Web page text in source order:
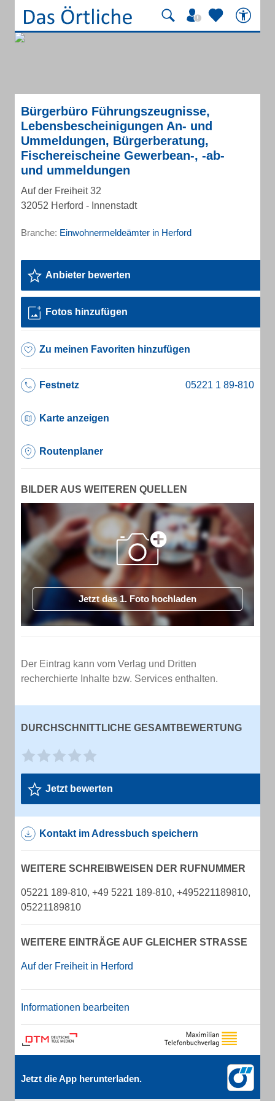
Bürgerbüro Führungszeugnisse,
Lebensbescheinigungen An- und
Ummeldungen, Bürgerberatung,
Fischereischeine Gewerbean-, -ab-
und ummeldungen
Auf der Freiheit 32
32052 Herford - Innenstadt
Branche: Einwohnermeldeämter in Herford
Anbieter bewerten
Fotos hinzufügen
Zu meinen Favoriten hinzufügen
Festnetz
Karte anzeigen
Routenplaner
BILDER AUS WEITEREN QUELLEN
Jetzt das 1. Foto hochladen
Der Eintrag kann vom Verlag und Dritten
recherchierte Inhalte bzw. Services enthalten.
DURCHSCHNITTLICHE GESAMTBEWERTUNG
Jetzt bewerten
Kontakt im Adressbuch speichern
WEITERE SCHREIBWEISEN DER RUFNUMMER
05221 189-810, +49 5221 189-810, +495221189810,
05221189810
WEITERE EINTRÄGE AUF GLEICHER STRASSE
Auf der Freiheit in Herford
Informationen bearbeiten
Jetzt die App herunterladen.